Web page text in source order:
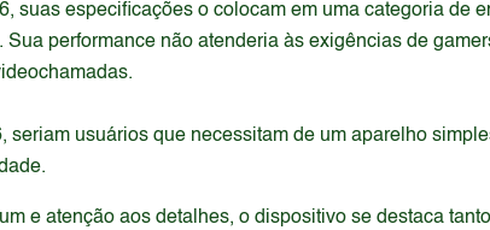
suas especificações o colocam em uma categoria
Sua performance não atenderia às exigências de
seriam usuários que necessitam de um aparelho
e atenção aos detalhes, o dispositivo se destaca